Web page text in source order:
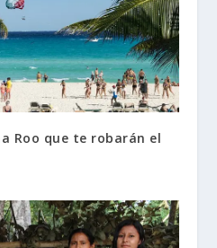
Roo que te robarán el